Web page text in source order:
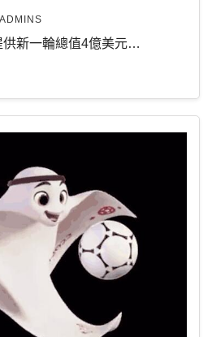
ADMINS
供新一輪總值4億美元…